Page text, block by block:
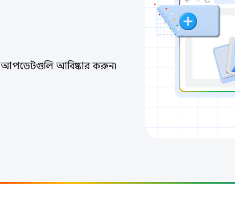
আপডেটগুলি আবিষ্কার করুন৷